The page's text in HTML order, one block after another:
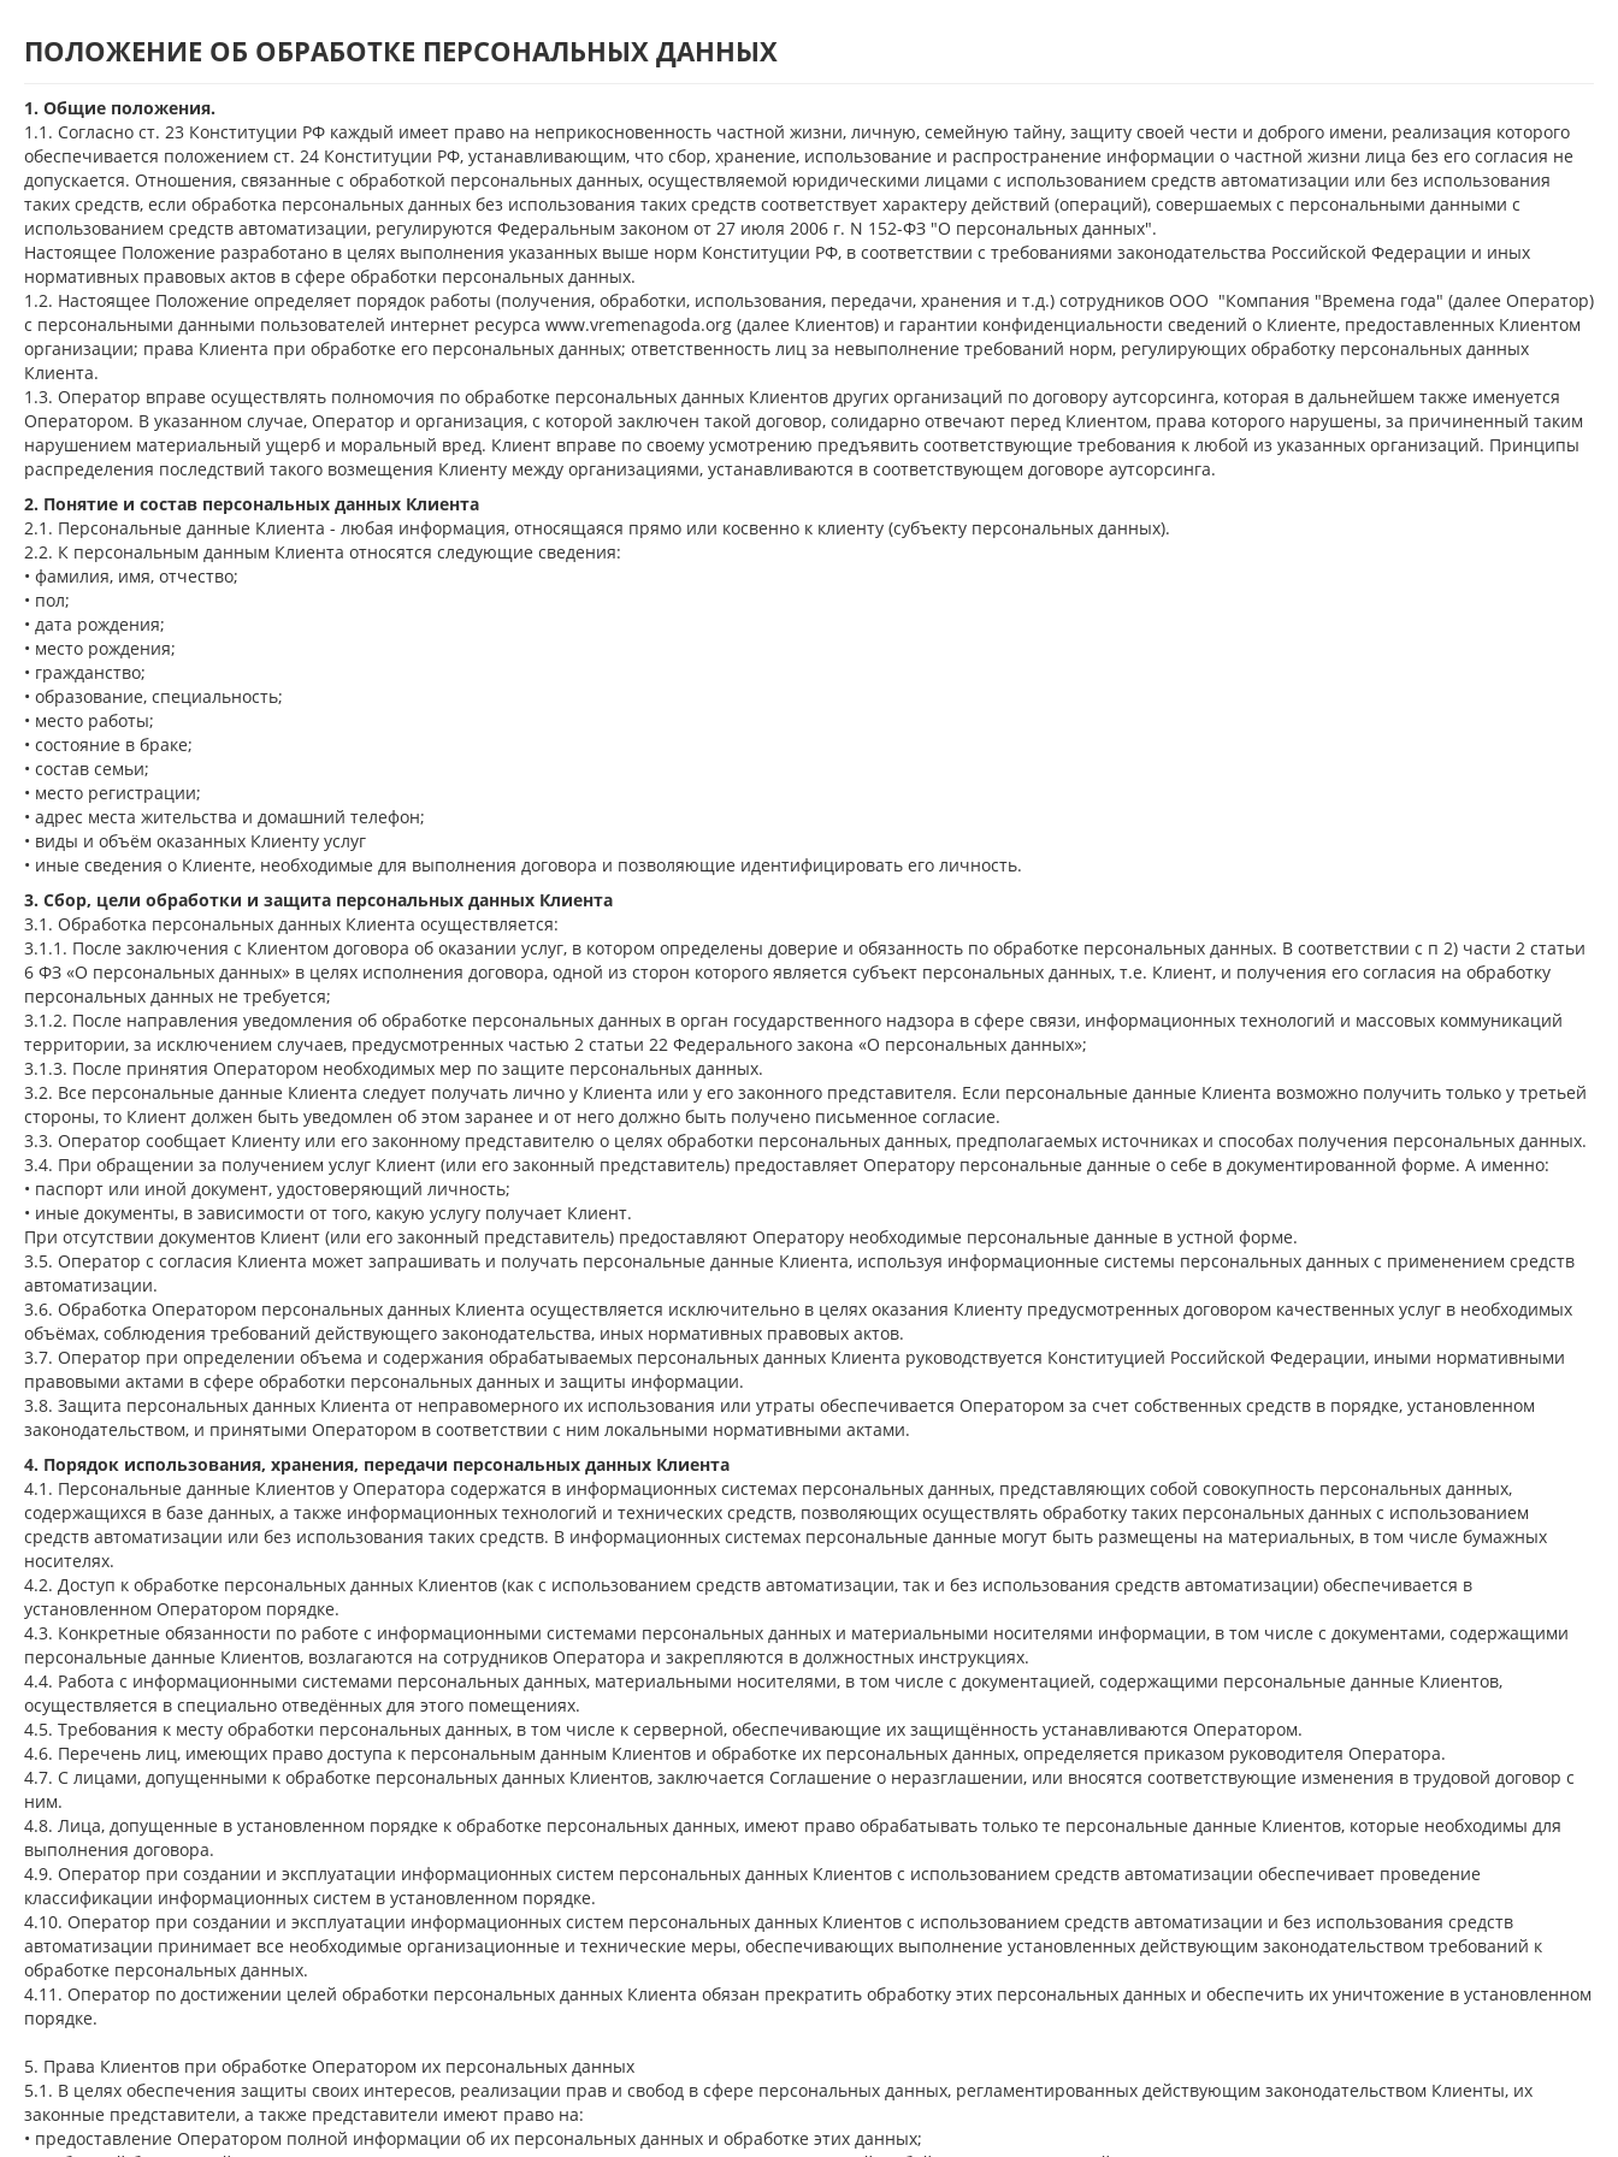
ПОЛОЖЕНИЕ ОБ ОБРАБОТКЕ ПЕРСОНАЛЬНЫХ ДАННЫХ
1. Общие положения.
1.1. Согласно ст. 23 Конституции РФ каждый имеет право на неприкосновенность частной жизни, личную, семейную тайну, защиту своей чести и доброго имени, реализация которого
обеспечивается положением ст. 24 Конституции РФ, устанавливающим, что сбор, хранение, использование и распространение информации о частной жизни лица без его согласия не
допускается. Отношения, связанные с обработкой персональных данных, осуществляемой юридическими лицами с использованием средств автоматизации или без использования
таких средств, если обработка персональных данных без использования таких средств соответствует характеру действий (операций), совершаемых с персональными данными с
использованием средств автоматизации, регулируются Федеральным законом от 27 июля 2006 г. N 152-ФЗ "О персональных данных".
Настоящее Положение разработано в целях выполнения указанных выше норм Конституции РФ, в соответствии с требованиями законодательства Российской Федерации и иных
нормативных правовых актов в сфере обработки персональных данных.
1.2. Настоящее Положение определяет порядок работы (получения, обработки, использования, передачи, хранения и т.д.) сотрудников ООО "Компания "Времена года" (далее Оператор)
с персональными данными пользователей интернет ресурса www.vremenagoda.org (далее Клиентов) и гарантии конфиденциальности сведений о Клиенте, предоставленных Клиентом
организации; права Клиента при обработке его персональных данных; ответственность лиц за невыполнение требований норм, регулирующих обработку персональных данных
Клиента.
1.3. Оператор вправе осуществлять полномочия по обработке персональных данных Клиентов других организаций по договору аутсорсинга, которая в дальнейшем также именуется
Оператором. В указанном случае, Оператор и организация, с которой заключен такой договор, солидарно отвечают перед Клиентом, права которого нарушены, за причиненный таким
нарушением материальный ущерб и моральный вред. Клиент вправе по своему усмотрению предъявить соответствующие требования к любой из указанных организаций. Принципы
распределения последствий такого возмещения Клиенту между организациями, устанавливаются в соответствующем договоре аутсорсинга.
2. Понятие и состав персональных данных Клиента
2.1. Персональные данные Клиента - любая информация, относящаяся прямо или косвенно к клиенту (субъекту персональных данных).
2.2. К персональным данным Клиента относятся следующие сведения:
• фамилия, имя, отчество;
• пол;
• дата рождения;
• место рождения;
• гражданство;
• образование, специальность;
• место работы;
• состояние в браке;
• состав семьи;
• место регистрации;
• адрес места жительства и домашний телефон;
• виды и объём оказанных Клиенту услуг
• иные сведения о Клиенте, необходимые для выполнения договора и позволяющие идентифицировать его личность.
3. Сбор, цели обработки и защита персональных данных Клиента
3.1. Обработка персональных данных Клиента осуществляется:
3.1.1. После заключения с Клиентом договора об оказании услуг, в котором определены доверие и обязанность по обработке персональных данных. В соответствии с п 2) части 2 статьи
6 ФЗ «О персональных данных» в целях исполнения договора, одной из сторон которого является субъект персональных данных, т.е. Клиент, и получения его согласия на обработку
персональных данных не требуется;
3.1.2. После направления уведомления об обработке персональных данных в орган государственного надзора в сфере связи, информационных технологий и массовых коммуникаций
территории, за исключением случаев, предусмотренных частью 2 статьи 22 Федерального закона «О персональных данных»;
3.1.3. После принятия Оператором необходимых мер по защите персональных данных.
3.2. Все персональные данные Клиента следует получать лично у Клиента или у его законного представителя. Если персональные данные Клиента возможно получить только у третьей
стороны, то Клиент должен быть уведомлен об этом заранее и от него должно быть получено письменное согласие.
3.3. Оператор сообщает Клиенту или его законному представителю о целях обработки персональных данных, предполагаемых источниках и способах получения персональных данных.
3.4. При обращении за получением услуг Клиент (или его законный представитель) предоставляет Оператору персональные данные о себе в документированной форме. А именно:
• паспорт или иной документ, удостоверяющий личность;
• иные документы, в зависимости от того, какую услугу получает Клиент.
При отсутствии документов Клиент (или его законный представитель) предоставляют Оператору необходимые персональные данные в устной форме.
3.5. Оператор с согласия Клиента может запрашивать и получать персональные данные Клиента, используя информационные системы персональных данных с применением средств
автоматизации.
3.6. Обработка Оператором персональных данных Клиента осуществляется исключительно в целях оказания Клиенту предусмотренных договором качественных услуг в необходимых
объёмах, соблюдения требований действующего законодательства, иных нормативных правовых актов.
3.7. Оператор при определении объема и содержания обрабатываемых персональных данных Клиента руководствуется Конституцией Российской Федерации, иными нормативными
правовыми актами в сфере обработки персональных данных и защиты информации.
3.8. Защита персональных данных Клиента от неправомерного их использования или утраты обеспечивается Оператором за счет собственных средств в порядке, установленном
законодательством, и принятыми Оператором в соответствии с ним локальными нормативными актами.
4. Порядок использования, хранения, передачи персональных данных Клиента
4.1. Персональные данные Клиентов у Оператора содержатся в информационных системах персональных данных, представляющих собой совокупность персональных данных,
содержащихся в базе данных, а также информационных технологий и технических средств, позволяющих осуществлять обработку таких персональных данных с использованием
средств автоматизации или без использования таких средств. В информационных системах персональные данные могут быть размещены на материальных, в том числе бумажных
носителях.
4.2. Доступ к обработке персональных данных Клиентов (как с использованием средств автоматизации, так и без использования средств автоматизации) обеспечивается в
установленном Оператором порядке.
4.3. Конкретные обязанности по работе с информационными системами персональных данных и материальными носителями информации, в том числе с документами, содержащими
персональные данные Клиентов, возлагаются на сотрудников Оператора и закрепляются в должностных инструкциях.
4.4. Работа с информационными системами персональных данных, материальными носителями, в том числе с документацией, содержащими персональные данные Клиентов,
осуществляется в специально отведённых для этого помещениях.
4.5. Требования к месту обработки персональных данных, в том числе к серверной, обеспечивающие их защищённость устанавливаются Оператором.
4.6. Перечень лиц, имеющих право доступа к персональным данным Клиентов и обработке их персональных данных, определяется приказом руководителя Оператора.
4.7. С лицами, допущенными к обработке персональных данных Клиентов, заключается Соглашение о неразглашении, или вносятся соответствующие изменения в трудовой договор с
ним.
4.8. Лица, допущенные в установленном порядке к обработке персональных данных, имеют право обрабатывать только те персональные данные Клиентов, которые необходимы для
выполнения договора.
4.9. Оператор при создании и эксплуатации информационных систем персональных данных Клиентов с использованием средств автоматизации обеспечивает проведение
классификации информационных систем в установленном порядке.
4.10. Оператор при создании и эксплуатации информационных систем персональных данных Клиентов с использованием средств автоматизации и без использования средств
автоматизации принимает все необходимые организационные и технические меры, обеспечивающих выполнение установленных действующим законодательством требований к
обработке персональных данных.
4.11. Оператор по достижении целей обработки персональных данных Клиента обязан прекратить обработку этих персональных данных и обеспечить их уничтожение в установленном
порядке.
5. Права Клиентов при обработке Оператором их персональных данных
5.1. В целях обеспечения защиты своих интересов, реализации прав и свобод в сфере персональных данных, регламентированных действующим законодательством Клиенты, их
законные представители, а также представители имеют право на:
• предоставление Оператором полной информации об их персональных данных и обработке этих данных;